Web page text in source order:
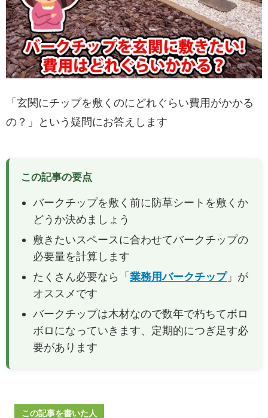
「玄関にチップを敷くのにどれぐらい費用がかかる
の？」という疑問にお答えします
この記事の要点
バークチップを敷く前に防草シートを敷くか
どうか決めましょう
敷きたいスペースに合わせてバークチップの
必要量を計算します
たくさん必要なら「 業務用バークチップ」が
オススメです
バークチップは木材なので数年で朽ちてボロ
ボロになっていきます、定期的につぎ足す必
要があります
この記事を書いた人